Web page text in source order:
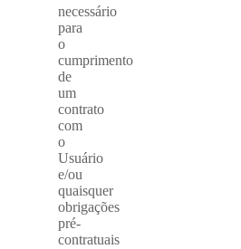
necessário
para
o
cumprimento
de
um
contrato
com
o
Usuário
e/ou
quaisquer
obrigações
pré-
contratuais